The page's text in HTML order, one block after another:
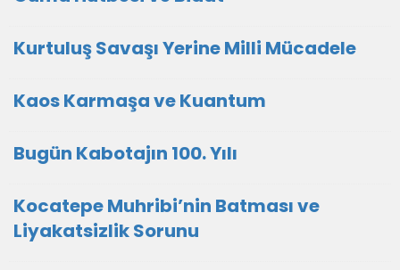
Kurtuluş Savaşı Yerine Milli Mücadele
Kaos Karmaşa ve Kuantum
Bugün Kabotajın 100. Yılı
Kocatepe Muhribi’nin Batması ve
Liyakatsizlik Sorunu